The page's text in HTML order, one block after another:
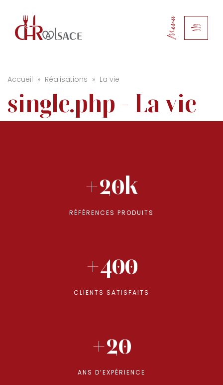
Menu
Accueil » Réalisations » La vie
single.php - La vie
+20k
RÉFÉRENCES PRODUITS
+400
CLIENTS SATISFAITS
+20
ANS D’EXPÉRIENCE